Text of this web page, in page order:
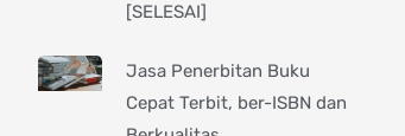
[SELESAI]
Jasa Penerbitan Buku
Cepat Terbit, ber-ISBN dan